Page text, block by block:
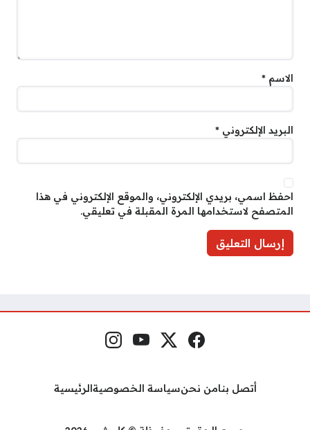
الاسم *
البريد الإلكتروني *
احفظ اسمي، بريدي الإلكتروني، والموقع الإلكتروني في هذا
المتصفح لاستخدامها المرة المقبلة في تعليقي.
مواقع التواصل فيسبوكمنصة إكس
يوتيوبإنستغرام
أتصل بنامن نحنسياسة الخصوصيةالرئيسية